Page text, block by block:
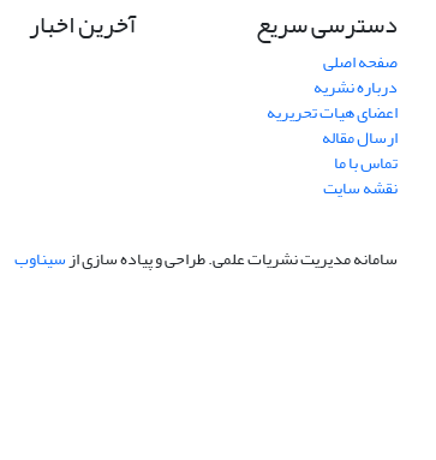
دسترسی سریع
صفحه اصلی
درباره نشریه
اعضای هیات تحریریه
ارسال مقاله
تماس با ما
نقشه سایت
آخرین اخبار
سامانه مدیریت نشریات علمی.طراحی و پیاده سازی ازسیناوب